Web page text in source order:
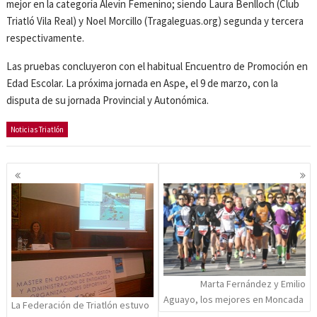
mejor en la categoría Alevín Femenino; siendo Laura Benlloch (Club
Triatló Vila Real) y Noel Morcillo (Tragaleguas.org) segunda y tercera
respectivamente.
Las pruebas concluyeron con el habitual Encuentro de Promoción en
Edad Escolar. La próxima jornada en Aspe, el 9 de marzo, con la
disputa de su jornada Provincial y Autonómica.
Noticias Triatlón
Navegación
de
entradas
La Federación de Triatlón estuvo
Marta Fernández y Emilio
Aguayo, los mejores en Moncada